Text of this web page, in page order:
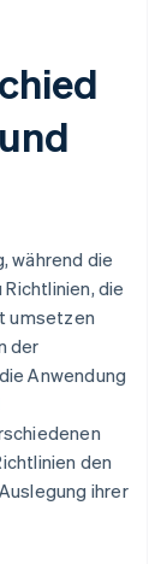
während die
die
umsetzen
der
Anwendung
den
ihrer